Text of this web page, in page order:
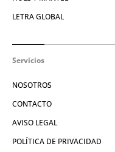
LETRA GLOBAL
Servicios
NOSOTROS
CONTACTO
AVISO LEGAL
POLÍTICA DE PRIVACIDAD